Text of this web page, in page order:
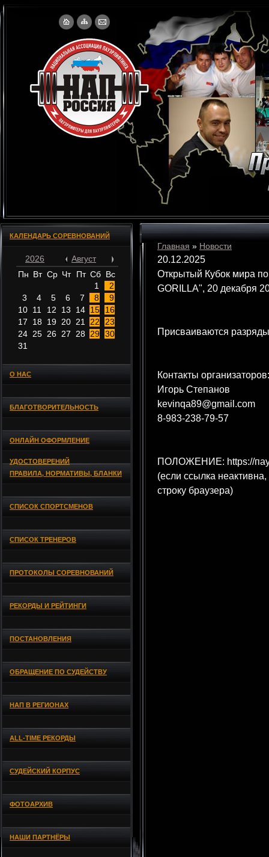
КАЛЕНДАРЬ СОРЕВНОВАНИЙ
2026
Август
Пн Вт Ср Чт Пт Сб Вс
1
2
3
4 5 6 7 8
9
10 11 12 13 14 15
16
17
18 19 20 21 22
23
24 25 26 27 28 29 30
31
О НАС
БЛАГОТВОРИТЕЛЬНОСТЬ
ОНЛАЙН ОФОРМЛЕНИЕ
УДОСТОВЕРЕНИЙ
ПРАВИЛА, НОРМАТИВЫ, БЛАНКИ
СПИСОК СПОРТСМЕНОВ
СПИСОК ТРЕНЕРОВ
ПРОТОКОЛЫ СОРЕВНОВАНИЙ
РЕКОРДЫ И РЕЙТИНГИ
ПОСТАНОВЛЕНИЯ
ОБРАЩЕНИЕ ПО СУДЕЙСТВУ
НАП В РЕГИОНАХ
ALL-TIME РЕКОРДЫ
СУДЕЙСКИЙ КОРПУС
ФОТОАРХИВ
НАШИ ПАРТНЁРЫ
Главная » Новости
20.12.2025
Открытый Кубок мира
GORILLA", 20 декабря
Присваиваются
Контакты организаторов:
Игорь Степанов
kevinqa89@gmail.com
8-983-238-79-57
ПОЛОЖЕНИЕ: https://
(если ссылка
строку браузера)